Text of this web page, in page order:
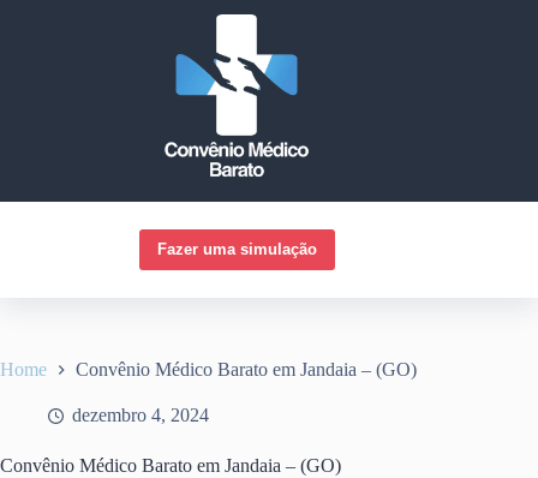
Fazer uma simulação
Home Convênio Médico Barato em Jandaia – (GO)
dezembro 4, 2024
Convênio Médico Barato em Jandaia – (GO)